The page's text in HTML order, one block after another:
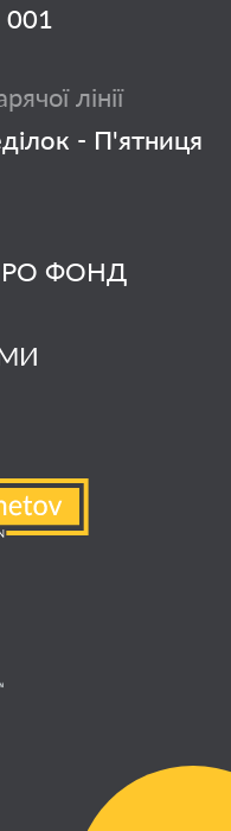
ФОНД
001
лінії
- П'ятниця